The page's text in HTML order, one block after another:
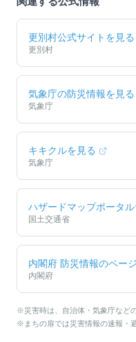
更別村公式サイトを見る
更別村
気象庁の防災情報を見る
気象庁
キキクルを見る
気象庁
ハザードマップポータ
国土交通省
内閣府 防災情報のペー
内閣府
※災害時は、自治体・気象庁など
※まちの扉では災害情報の速報・